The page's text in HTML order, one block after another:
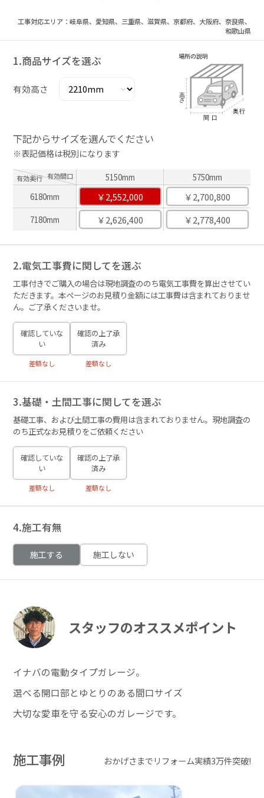
工事対応エリア：岐阜県、愛知県、三重県、滋賀県、京都府、大阪府、奈良県、
和歌山県
1.商品サイズを選ぶ
有効高さ
下記からサイズを選んでください
※表記価格は税別になります
有効奥行 有効間口 5150mm
5750mm
6180mm
￥2,552,000 ￥2,700,800
7180mm ￥2,626,400 ￥2,778,400
2.電気工事費に関してを選ぶ
工事付きでご購入の場合は現地調査ののち電気工事費を算出させてい
ただきます。本ページのお見積り金額には工事費は含まれておりませ
ん。ご了承くださいませ。
確認していな
い
差額なし
確認の上了承
済み
差額なし
3.基礎・土間工事に関してを選ぶ
基礎工事、および土間工事の費用は含まれておりません。現地調査の
のち正式なお見積りをご依頼ください
確認していな
い
差額なし
確認の上了承
済み
差額なし
4.施工有無
施工する 施工しない
スタッフのオススメポイント
イナバの電動タイプガレージ。
選べる開口部とゆとりのある間口サイズ
大切な愛車を守る安心のガレージです。
施工事例 おかげさまでリフォーム実績3万件突破!